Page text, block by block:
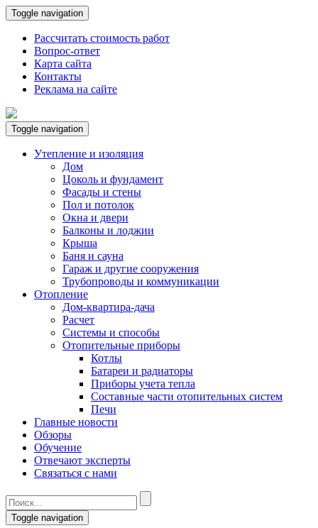
Toggle navigation
Рассчитать стоимость работ
Вопрос-ответ
Карта сайта
Контакты
Реклама на сайте
Toggle navigation
Утепление и изоляция
Дом
Цоколь и фундамент
Фасады и стены
Пол и потолок
Окна и двери
Балконы и лоджии
Крыша
Баня и сауна
Гараж и другие сооружения
Трубопроводы и коммуникации
Отопление
Дом-квартира-дача
Расчет
Системы и способы
Отопительные приборы
Котлы
Батареи и радиаторы
Приборы учета тепла
Составные части отопительных систем
Печи
Главные новости
Обзоры
Обучение
Отвечают эксперты
Связаться с нами
Toggle navigation